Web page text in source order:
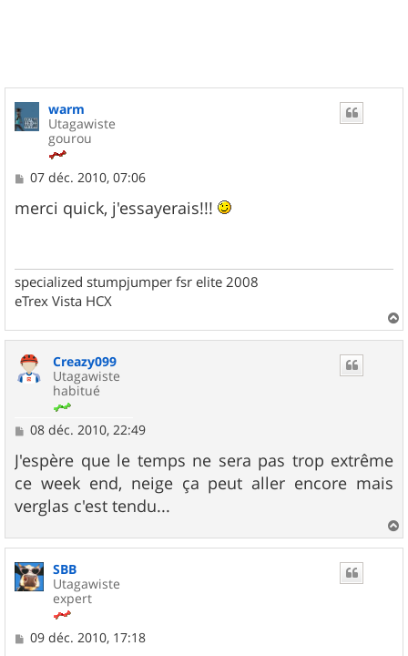
warm
Utagawiste
gourou
M
s
s
07 déc. 2010, 07:06
merci quick, j'essayerais!!!
specialized stumpjumper fsr elite 2008
eTrex Vista HCX
a
Creazy099
Utagawiste
habitué
M
s
s
a
g
e
08 déc. 2010, 22:49
J'espère que le temps ne sera pas trop extrême
ce week end, neige ça peut aller encore mais
verglas c'est tendu...
a
SBB
Utagawiste
expert
M
09 déc. 2010, 17:18